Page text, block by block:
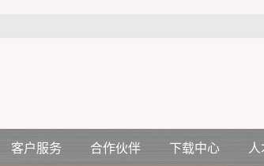
客户服务 合作伙伴 下载中心